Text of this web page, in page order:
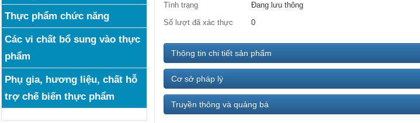
Thực phẩm chức năng
Các vi chất bổ sung vào thực
phẩm
Phụ gia, hương liệu, chất hỗ
trợ chế biến thực phẩm
Tình trạng
Đang lưu thông
Số lượt đã xác thực
0
Thông tin chi tiết sản phẩm
Cơ sở pháp lý
Truyền thông và quảng bá